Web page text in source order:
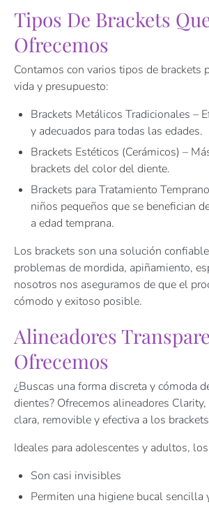
Tipos De Brackets
Ofrecemos
Contamos con varios tipos de brackets
vida y presupuesto:
Brackets Metálicos Tradicionales –
y adecuados para todas las edades.
Brackets Estéticos (Cerámicos) –
brackets del color del diente.
Brackets para Tratamiento
niños pequeños que se benefician
a edad temprana.
Los brackets son una solución
problemas de mordida, apiñamiento,
nosotros nos aseguramos de que el
cómodo y exitoso posible.
Alineadores
Ofrecemos
¿Buscas una forma discreta y cómoda
dientes? Ofrecemos alineadores
clara, removible y efectiva a los
Ideales para adolescentes y adultos,
Son casi invisibles
Permiten una higiene bucal sencilla